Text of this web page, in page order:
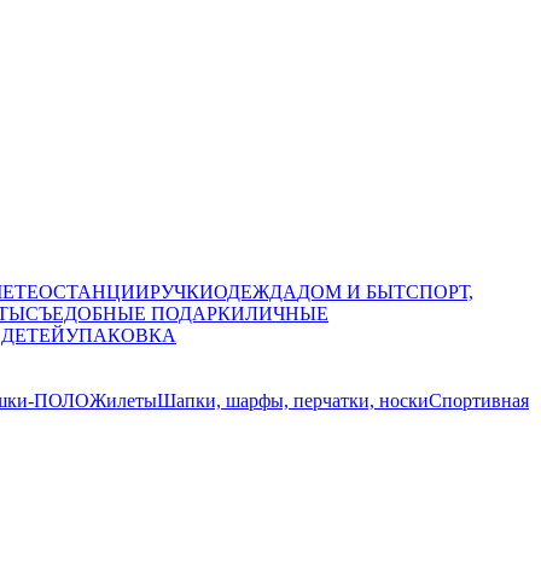
РУЧКИОДЕЖДАДОМ И БЫТСПОРТ,
СЪЕДОБНЫЕ ПОДАРКИЛИЧНЫЕ
УПАКОВКА
ПОЛОЖилетыШапки, шарфы, перчатки, носкиСпортивная